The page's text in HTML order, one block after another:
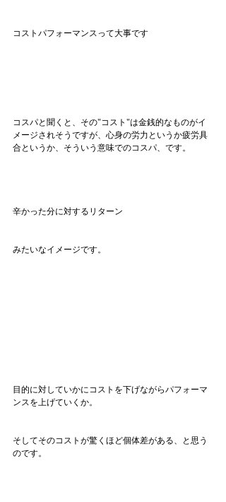
コストパフォーマンスって大事です
コスパと聞くと、その"コスト"は金銭的なものがイ
メージされそうですが、心身の労力というか疲労具
合というか、そういう意味でのコスパ、です。
辛かった分に対するリターン
みたいなイメージです。
目的に対していかにコストを下げながらパフォーマ
ンスを上げていくか。
そしてそのコストが驚くほど個体差がある、と思う
のです。